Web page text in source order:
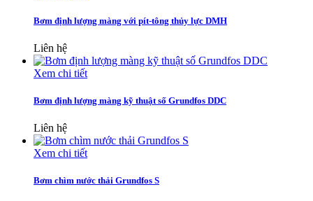
Bơm định lượng màng với pít-tông thủy lực DMH
Liên hệ
Xem chi tiết
Bơm định lượng màng kỹ thuật số Grundfos DDC
Liên hệ
Xem chi tiết
Bơm chìm nước thải Grundfos S